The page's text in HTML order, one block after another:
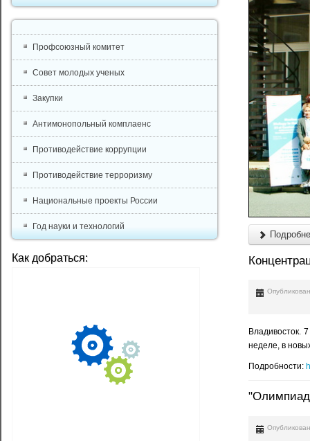
Владивосток.
неделе, в
Подробности:
Профсоюзный комитет
Совет молодых ученых
Закупки
Антимонопольный комплаенс
Противодействие коррупции
Противодействие терроризму
Национальные проекты России
Год науки и технологий
Как добраться: